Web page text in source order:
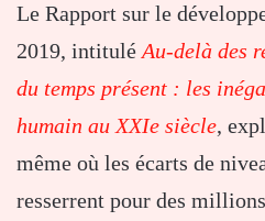
Le Rapport sur le
2019, intitulé Au-delà des
du temps présent : les
humain au XXIe siècle,
même où les écarts de
resserrent pour des